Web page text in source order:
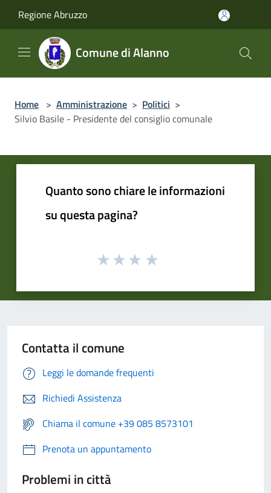
Regione Abruzzo
Comune di Alanno
Home > Amministrazione > Politici >
Silvio Basile - Presidente del consiglio comunale
Quanto sono chiare le informazioni
su questa pagina?
Contatta il comune
Leggi le domande frequenti
Richiedi Assistenza
Chiama il comune +39 085 8573101
Prenota un appuntamento
Problemi in città